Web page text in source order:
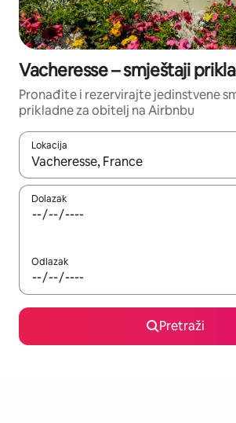
Vacheresse – smještaji
Pronađite i rezervirajte jedinstvene
prikladne za obitelj na Airbnbu
Lokacija
Kada budu dostupni rezultati, moći
Dolazak
Odlazak
Pretraži